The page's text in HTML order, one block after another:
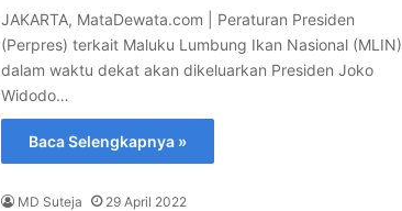
JAKARTA, MataDewata.com | Peraturan Presiden
(Perpres) terkait Maluku Lumbung Ikan Nasional (MLIN)
dalam waktu dekat akan dikeluarkan Presiden Joko
Widodo…
Baca Selengkapnya »
MD Suteja 29 April 2022